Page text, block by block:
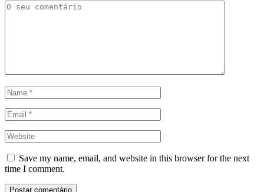
Save my name, email, and website in this browser for the next
time I comment.